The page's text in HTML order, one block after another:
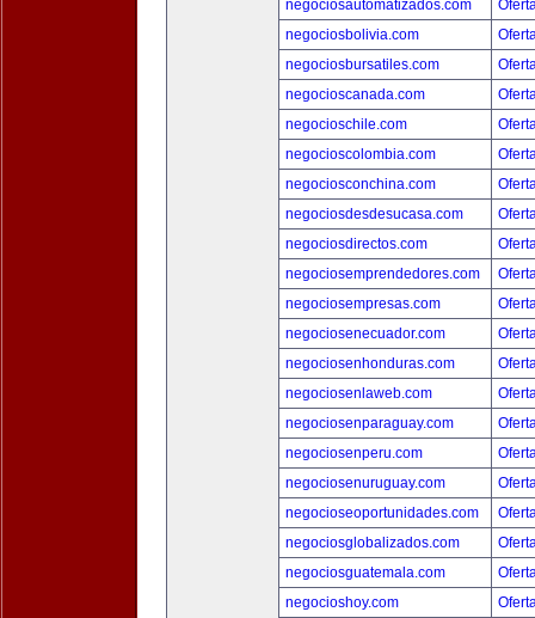
negociosautomatizados.com
negociosbolivia.com
negociosbursatiles.com
negocioscanada.com
negocioschile.com
negocioscolombia.com
negociosconchina.com
negociosdesdesucasa.com
negociosdirectos.com
negociosemprendedores.com
negociosempresas.com
negociosenecuador.com
negociosenhonduras.com
negociosenlaweb.com
negociosenparaguay.com
negociosenperu.com
negociosenuruguay.com
negocioseoportunidades.com
negociosglobalizados.com
negociosguatemala.com
negocioshoy.com